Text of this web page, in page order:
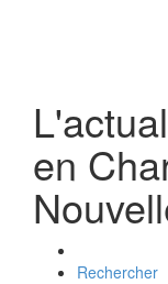
en
Rechercher